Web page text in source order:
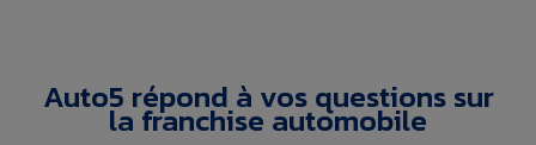
Auto5 répond à vos questions sur
la franchise automobile